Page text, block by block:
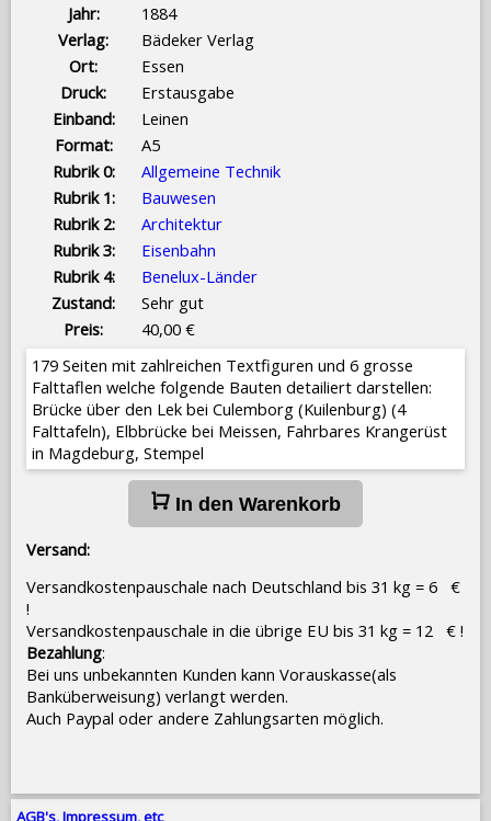
Jahr:
1884
Verlag:
Bädeker Verlag
Ort:
Essen
Druck:
Erstausgabe
Einband:
Leinen
Format:
A5
Rubrik 0:
Allgemeine Technik
Rubrik 1:
Bauwesen
Rubrik 2:
Architektur
Rubrik 3:
Eisenbahn
Rubrik 4:
Benelux-Länder
Zustand:
Sehr gut
Preis:
40,00 €
179 Seiten mit zahlreichen Textfiguren und 6 grosse
Falttaflen welche folgende Bauten detailiert darstellen:
Brücke über den Lek bei Culemborg (Kuilenburg) (4
Falttafeln), Elbbrücke bei Meissen, Fahrbares Krangerüst
in Magdeburg, Stempel
In den Warenkorb
Versand:
Versandkostenpauschale nach Deutschland bis 31 kg = 6 €
!
Versandkostenpauschale in die übrige EU bis 31 kg = 12 € !
Bezahlung:
Bei uns unbekannten Kunden kann Vorauskasse(als
Banküberweisung) verlangt werden.
Auch Paypal oder andere Zahlungsarten möglich.
AGB's, Impressum, etc